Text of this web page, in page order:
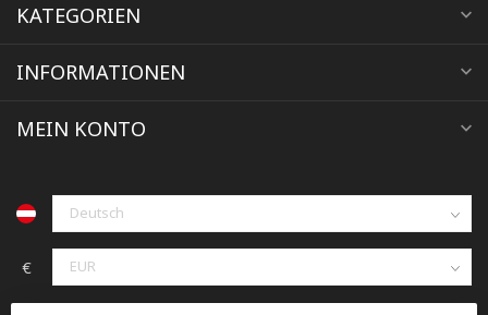
KATEGORIEN
INFORMATIONEN
MEIN KONTO
€